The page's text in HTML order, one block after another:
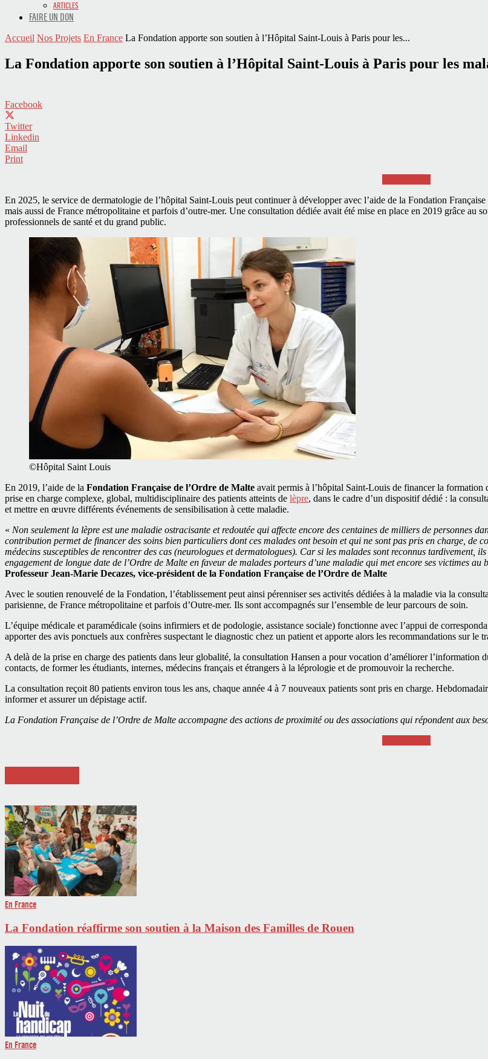
ARTICLES
FAIRE UN DON
Accueil Nos Projets En France La Fondation apporte son soutien à l’Hôpital Saint-Louis à Paris pour les...
La Fondation apporte son soutien à l’Hôpital Saint-Louis à Paris pour les
Facebook
Twitter
Linkedin
Email
Print
En 2025, le service de dermatologie de l’hôpital Saint-Louis peut continuer à développer avec l’aide de la Fondation
mais aussi de France métropolitaine et parfois d’outre-mer. Une consultation dédiée avait été mise en place en 2019 grâce au
professionnels de santé et du grand public.
©Hôpital Saint Louis
En 2019, l’aide de la Fondation Française de l’Ordre de Malte avait permis à l’hôpital Saint-Louis de financer la formation
prise en charge complexe, global, multidisciplinaire des patients atteints de lèpre, dans le cadre d’un dispositif dédié : la
et mettre en œuvre différents événements de sensibilisation à cette maladie.
« Non seulement la lèpre est une maladie ostracisante et redoutée qui affecte encore des centaines de milliers de personnes
contribution permet de financer des soins bien particuliers dont ces malades ont besoin et qui ne sont pas pris en charge, de
médecins susceptibles de rencontrer des cas (neurologues et dermatologues). Car si les malades sont reconnus
engagement de longue date de l’Ordre de Malte en faveur de malades porteurs d’une maladie qui met encore ses victimes au
Professeur Jean-Marie Decazes, vice-président de la Fondation Française de l’Ordre de Malte
Avec le soutien renouvelé de la Fondation, l’établissement peut ainsi pérenniser ses activités dédiées à la maladie via la
parisienne, de France métropolitaine et parfois d’Outre-mer. Ils sont accompagnés sur l’ensemble de leur parcours de soin.
L’équipe médicale et paramédicale (soins infirmiers et de podologie, assistance sociale) fonctionne avec l’appui de
apporter des avis ponctuels aux confrères suspectant le diagnostic chez un patient et apporte alors les recommandations sur le
A delà de la prise en charge des patients dans leur globalité, la consultation Hansen a pour vocation d’améliorer l’information
contacts, de former les étudiants, internes, médecins français et étrangers à la léprologie et de promouvoir la recherche.
La consultation reçoit 80 patients environ tous les ans, chaque année 4 à 7 nouveaux patients sont pris en charge.
informer et assurer un dépistage actif.
La Fondation Française de l’Ordre de Malte accompagne des actions de proximité ou des associations qui répondent aux
En France
La Fondation réaffirme son soutien à la Maison des Familles de Rouen
En France